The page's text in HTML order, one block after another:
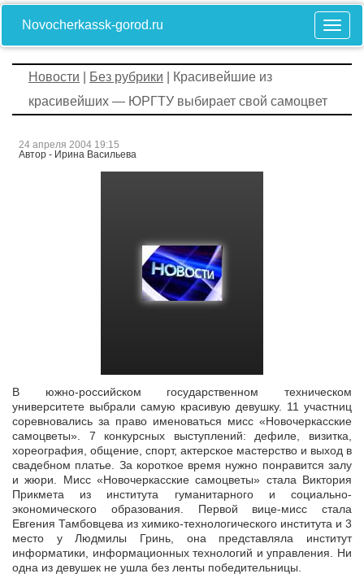
Novocherkassk-gorod.ru
Новости Без рубрики | Красивейшие из
красивейших — ЮРГТУ выбирает свой самоцвет
24 апреля 2004 19:15
Автор - Ирина Васильева
В южно-российском государственном техническом
университете выбрали самую красивую девушку. 11 участниц
соревновались за право именоваться мисс «Новочеркасские
самоцветы». 7 конкурсных выступлений: дефиле, визитка,
хореография, общение, спорт, актерское мастерство и выход в
свадебном платье. За короткое время нужно понравится залу
и жюри. Мисс «Новочеркасские самоцветы» стала Виктория
Прикмета из института гуманитарного и социально-
экономического образования. Первой вице-мисс стала
Евгения Тамбовцева из химико-технологического института и 3
место у Людмилы Гринь, она представляла институт
информатики, информационных технологий и управления. Ни
одна из девушек не ушла без ленты победительницы.